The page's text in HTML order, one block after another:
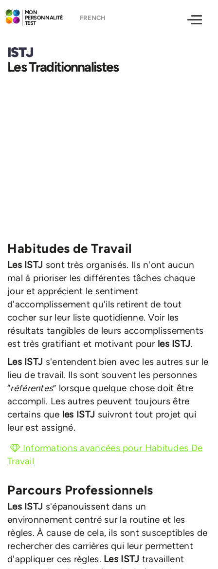
MON
PERSONNALITÉ
TEST
ISTJ
Les Traditionnalistes
Habitudes de Travail
Les ISTJ sont très organisés. Ils n'ont aucun
mal à prioriser les différentes tâches chaque
jour et apprécient le sentiment
d'accomplissement qu'ils retirent de tout
cocher sur leur liste quotidienne. Voir les
résultats tangibles de leurs accomplissements
est très gratifiant et motivant pour les ISTJ.
Les ISTJ s'entendent bien avec les autres sur le
lieu de travail. Ils sont souvent les personnes
“référentes” lorsque quelque chose doit être
accompli. Les autres peuvent toujours être
certains que les ISTJ suivront tout projet qui
leur est assigné.
Informations avancées pour Habitudes De
Travail
Parcours Professionnels
Les ISTJ s'épanouissent dans un
environnement centré sur la routine et les
règles. À cause de cela, ils sont susceptibles de
rechercher des carrières qui leur permettent
d'appliquer ces règles. Les ISTJ travaillent